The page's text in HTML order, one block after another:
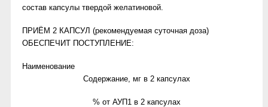
состав капсулы твердой желатиновой.
ПРИЁМ 2 КАПСУЛ (рекомендуемая суточная доза)
ОБЕСПЕЧИТ ПОСТУПЛЕНИЕ:
Наименование
Содержание, мг в 2 капсулах
% от АУП1 в 2 капсулах